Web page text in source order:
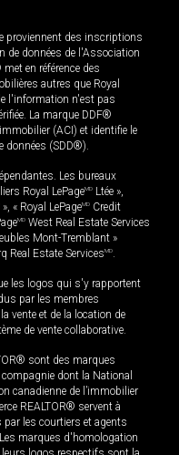
proviennent des inscriptions
de données de l'Association
en référence des
autres que Royal
l'information n'est pas
La marque DDF®
(ACI) et identifie le
données (SDD®).
Les bureaux
Royal LePageMD Ltée »,
», « Royal LePageMD Credit
MD West Real Estate Services
Mont-Tremblant »
Real Estate ServicesMD.
les logos qui s'y rapportent
par les membres
vente et de la location de
de vente collaborative.
sont des marques
dont la National
canadienne de l’immobilier
REALTOR® servent à
les courtiers et agents
marques d'homologation